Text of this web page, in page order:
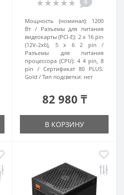
0
Мощность (номинал):
1200
Вт
Разъемы для питания
видеокарты (PCI-E): 2 x 16 pin
(12V-2x6), 5 x 6 2 pin
Разъемы для питания
процессора (CPU): 4 4 pin, 8
pin
Сертификат 80 PLUS:
Gold
Тип подсветки: нет
82 980 ₸
В КОРЗИНУ